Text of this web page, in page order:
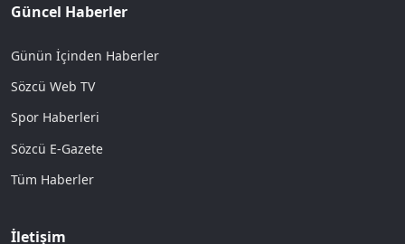
Güncel Haberler
Günün İçinden Haberler
Sözcü Web TV
Spor Haberleri
Sözcü E-Gazete
Tüm Haberler
İletişim